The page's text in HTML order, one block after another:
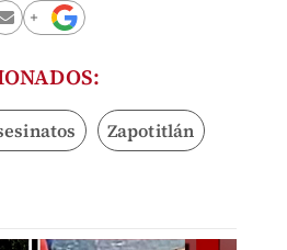
Zapotitlán